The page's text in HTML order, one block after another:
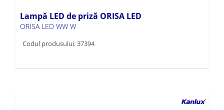
Lampă LED de priză ORISA LED
ORISA LED WW W
Codul produsului: 37394